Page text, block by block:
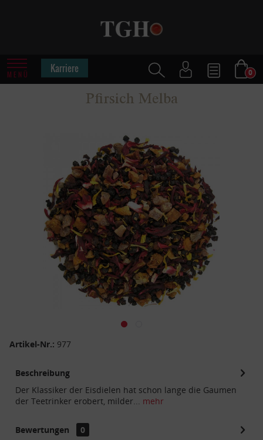
MENÜ Karriere 0
Pfirsich Melba
Artikel-Nr.: 977
Beschreibung
Der Klassiker der Eisdielen hat schon lange die Gaumen
der Teetrinker erobert, milder... mehr
Bewertungen
0